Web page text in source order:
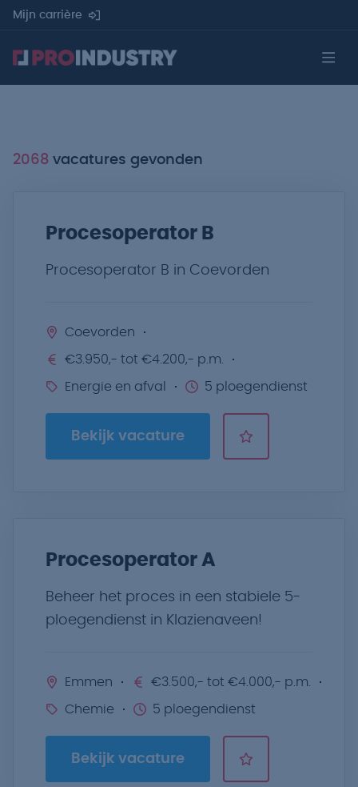
Mijn carrière
2068 vacatures gevonden
Procesoperator B
Procesoperator B in Coevorden
Coevorden
€3.950,- tot €4.200,- p.m.
Energie en afval 5 ploegendienst
Bekijk vacature
Procesoperator A
Beheer het proces in een stabiele 5-
ploegendienst in Klazienaveen!
Emmen €3.500,- tot €4.000,- p.m.
Chemie 5 ploegendienst
Bekijk vacature